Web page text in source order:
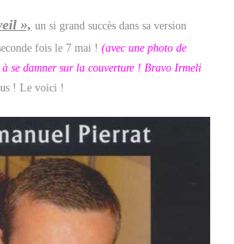
», un si grand succès dans sa version
fois le 7 mai ! (avec une photo de
à se damner sur la couverture ! Bravo Irmeli
! Le voici !